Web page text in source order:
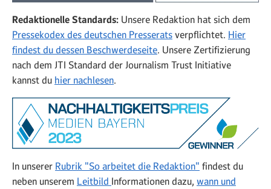
Redaktionelle Standards: Unsere Redaktion hat sich dem
Pressekodex des deutschen Presserats verpflichtet. Hier
findest du dessen Beschwerdeseite. Unsere Zertifizierung
nach dem JTI Standard der Journalism Trust Initiative
kannst du hier nachlesen.
In unserer Rubrik "So arbeitet die Redaktion" findest du
neben unserem Leitbild Informationen dazu, wann und